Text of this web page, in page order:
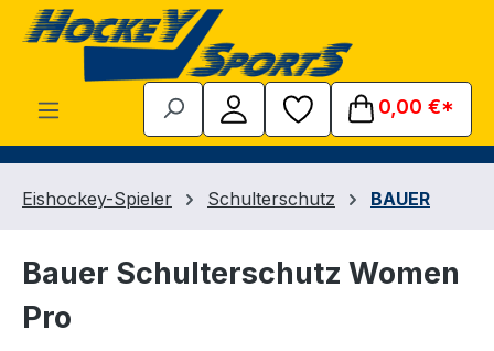
Zum Hauptinhalt springen
0,00 €*
Eishockey-Spieler Schulterschutz BAUER
Bauer Schulterschutz Women
Pro